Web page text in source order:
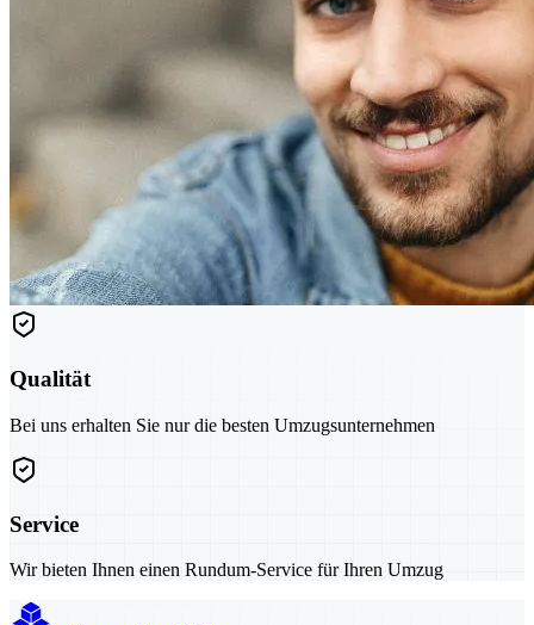
Qualität
Bei uns erhalten Sie nur die besten Umzugsunternehmen
Service
Wir bieten Ihnen einen Rundum-Service für Ihren Umzug